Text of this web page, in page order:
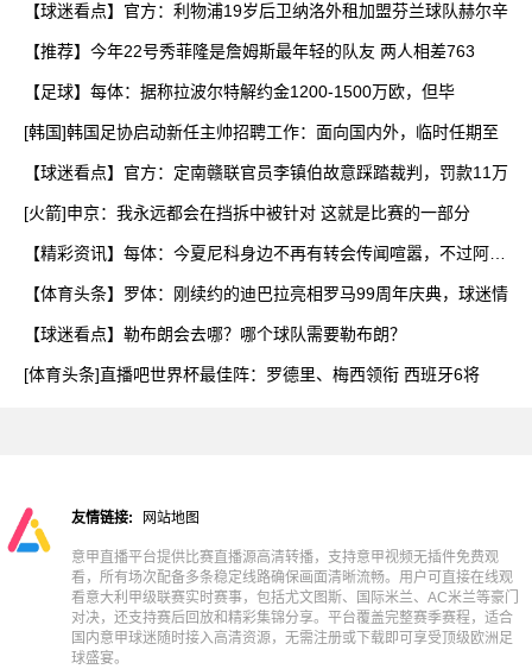
【球迷看点】官方：利物浦19岁后卫纳洛外租加盟芬兰球队赫尔辛
【推荐】今年22号秀菲隆是詹姆斯最年轻的队友 两人相差763
【足球】每体：据称拉波尔特解约金1200-1500万欧，但毕
[韩国]韩国足协启动新任主帅招聘工作：面向国内外，临时任期至
【球迷看点】官方：定南赣联官员李镇伯故意踩踏裁判，罚款11万
[火箭]申京：我永远都会在挡拆中被针对 这就是比赛的一部分
【精彩资讯】每体：今夏尼科身边不再有转会传闻喧嚣，不过阿森
【体育头条】罗体：刚续约的迪巴拉亮相罗马99周年庆典，球迷情
【球迷看点】勒布朗会去哪？哪个球队需要勒布朗？
[体育头条]直播吧世界杯最佳阵：罗德里、梅西领衔 西班牙6将
友情链接: 网站地图
意甲直播平台提供比赛直播源高清转播，支持意甲视频无插件免费观
看，所有场次配备多条稳定线路确保画面清晰流畅。用户可直接在线观
看意大利甲级联赛实时赛事，包括尤文图斯、国际米兰、AC米兰等豪门
对决，还支持赛后回放和精彩集锦分享。平台覆盖完整赛季赛程，适合
国内意甲球迷随时接入高清资源，无需注册或下载即可享受顶级欧洲足
球盛宴。